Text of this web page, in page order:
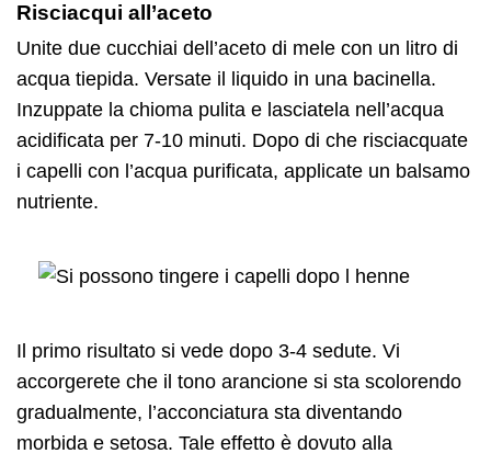
Risciacqui all’aceto
Unite due cucchiai dell’aceto di mele con un litro di
acqua tiepida. Versate il liquido in una bacinella.
Inzuppate la chioma pulita e lasciatela nell’acqua
acidificata per 7-10 minuti. Dopo di che risciacquate
i capelli con l’acqua purificata, applicate un balsamo
nutriente.
Il primo risultato si vede dopo 3-4 sedute. Vi
accorgerete che il tono arancione si sta scolorendo
gradualmente, l’acconciatura sta diventando
morbida e setosa. Tale effetto è dovuto alla